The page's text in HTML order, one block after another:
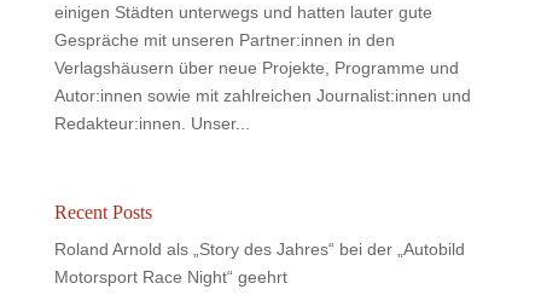
einigen Städten unterwegs und hatten lauter gute
Gespräche mit unseren Partner:innen in den
Verlagshäusern über neue Projekte, Programme und
Autor:innen sowie mit zahlreichen Journalist:innen und
Redakteur:innen. Unser...
Recent Posts
Roland Arnold als „Story des Jahres“ bei der „Autobild
Motorsport Race Night“ geehrt